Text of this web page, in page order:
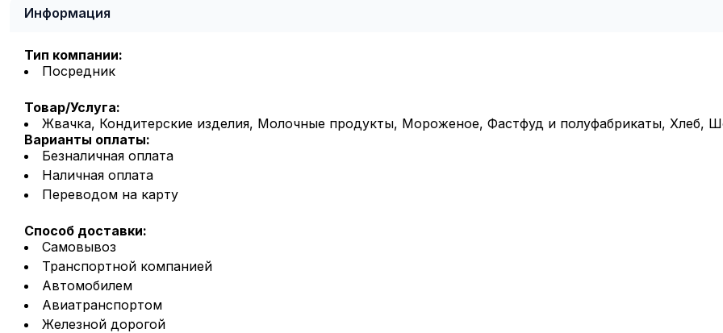
Информация
Тип компании:
Посредник
Товар/Услуга:
Жвачка, Кондитерские изделия, Молочные продукты, Мороженое, Фастфуд и полуфабрикаты, Хлеб,
Варианты оплаты:
Безналичная оплата
Наличная оплата
Переводом на карту
Способ доставки:
Самовывоз
Транспортной компанией
Автомобилем
Авиатранспортом
Железной дорогой